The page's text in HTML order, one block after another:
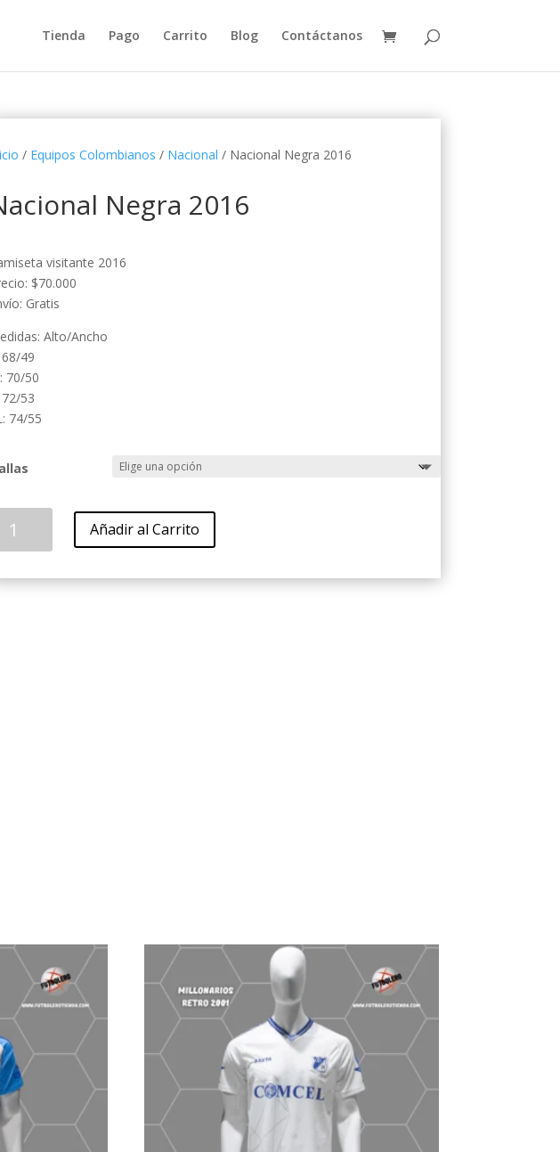
Tienda Pago Carrito Blog Contáctanos
/ Equipos Colombianos / Nacional / Nacional Negra 2016
Negra 2016
visitante 2016
$70.000
Gratis
Alto/Ancho
68/49
70/50
72/53
74/55
Añadir al Carrito